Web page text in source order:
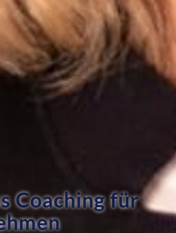
Coaching für